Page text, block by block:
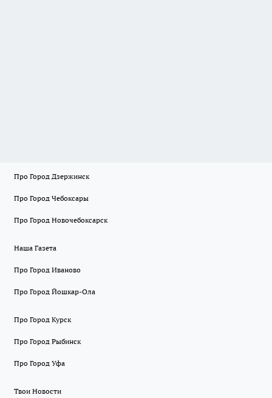
Про Город Дзержинск
Про Город Чебоксары
Про Город Новочебоксарск
Наша Газета
Про Город Иваново
Про Город Йошкар-Ола
Про Город Курск
Про Город Рыбинск
Про Город Уфа
Твои Новости